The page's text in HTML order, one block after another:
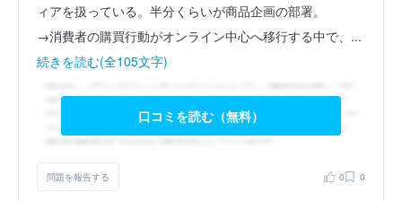
ィアを扱っている。半分くらいが商品企画の部署。
→消費者の購買行動がオンライン中心へ移行する中で、...
続きを読む(全105文字)
口コミを読む（無料）
問題を報告する 0 0